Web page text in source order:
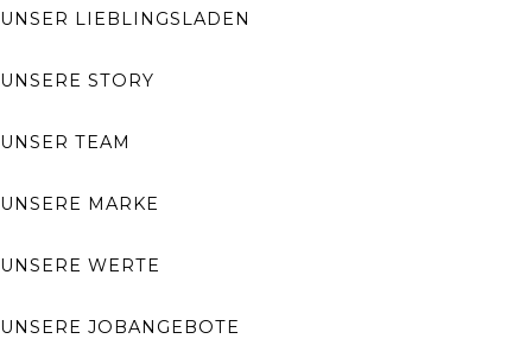
UNSER LIEBLINGSLADEN
UNSERE STORY
UNSER TEAM
UNSERE MARKE
UNSERE WERTE
UNSERE JOBANGEBOTE